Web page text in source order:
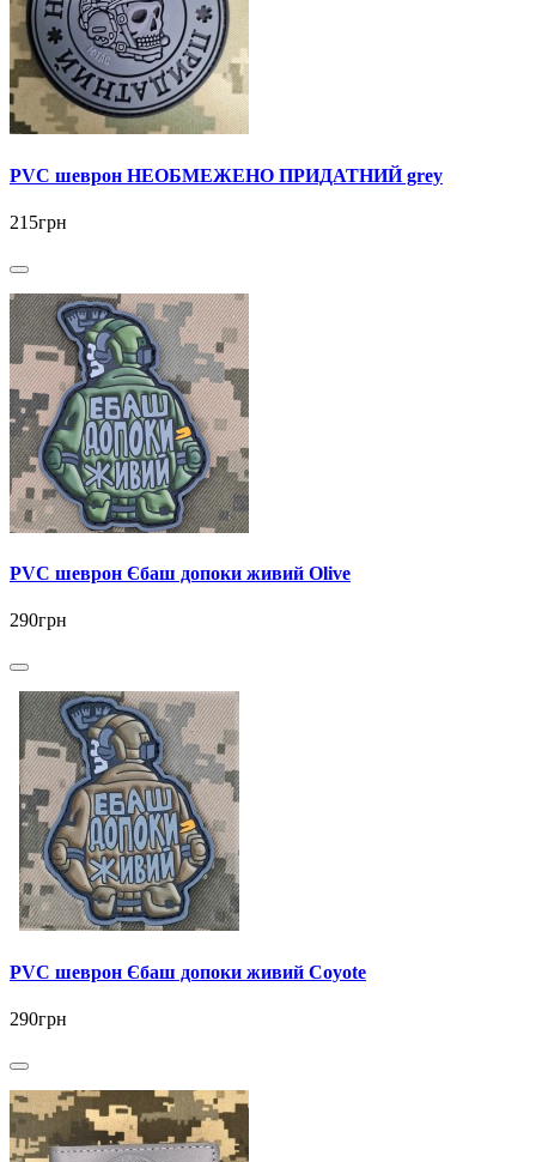
PVC шеврон НЕОБМЕЖЕНО ПРИДАТНИЙ grey
215грн
PVC шеврон Єбаш допоки живий Olive
290грн
PVC шеврон Єбаш допоки живий Coyote
290грн